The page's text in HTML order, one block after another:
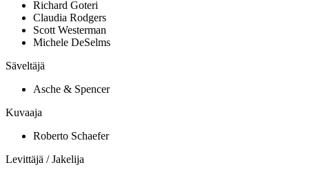
Richard Goteri
Claudia Rodgers
Scott Westerman
Michele DeSelms
Säveltäjä
Asche & Spencer
Kuvaaja
Roberto Schaefer
Levittäjä / Jakelija